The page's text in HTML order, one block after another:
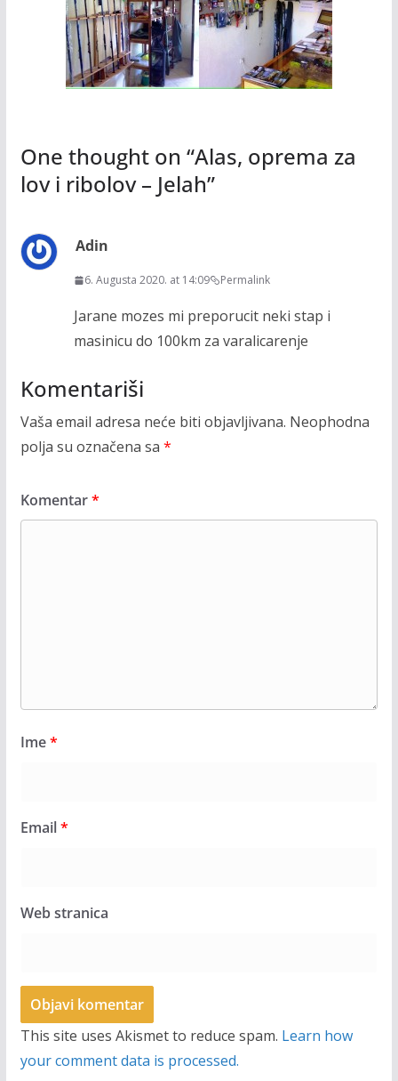
One thought on “Alas, oprema za
lov i ribolov – Jelah”
Adin
6. Augusta 2020. at 14:09 Permalink
Jarane mozes mi preporucit neki stap i
masinicu do 100km za varalicarenje
Komentariši
Vaša email adresa neće biti objavljivana. Neophodna
polja su označena sa *
Komentar*
Ime*
Email*
Web stranica
This site uses Akismet to reduce spam. Learn how
your comment data is processed.